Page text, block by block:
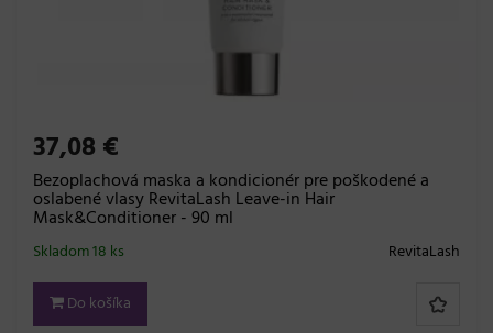
37,08 €
Bezoplachová maska ​​a kondicionér pre poškodené a
oslabené vlasy RevitaLash Leave-in Hair
Mask&Conditioner - 90 ml
RevitaLash
Skladom 18 ks
Do košíka